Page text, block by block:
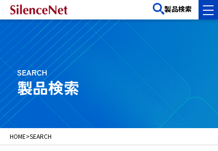
製品検索
SEARCH
製品検索
HOME>SEARCH